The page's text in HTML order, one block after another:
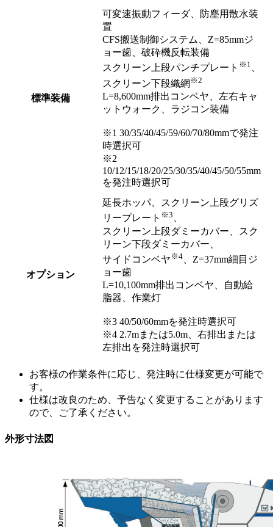
標準装備
可変速振動フィーダ、防塵用散水装
置
CFS搬送制御システム、Z=85mmジ
ョー歯、破砕機反転装備
スクリーン上段パンチプレート ※1 、
スクリーン下段織網 ※2
L=8,600mm排出コンベヤ、左右キャ
ットウォーク、ラジコン装備
※1 30/35/40/45/59/60/70/80mmで発注
時選択可
※2
10/12/15/18/20/25/30/35/40/45/50/55mm
を発注時選択可
オプション
延長ホッパ、スクリーン上段グリズ
リープレート ※3 、
スクリーン上段ダミーカバー、スク
リーン下段ダミーカバー、
サイドコンベヤ ※4 、Z=37mm細目ジ
ョー歯
L=10,100mm排出コンベヤ、自動給
脂器、作業灯
※3 40/50/60mmを発注時選択可
※4 2.7mまたは5.0m、右排出または
左排出を発注時選択可
お客様の作業条件に応じ、発注時に仕様変更が可能で
す。
仕様は改良のため、予告なく変更することがあります
ので、ご了承ください。
外形寸法図